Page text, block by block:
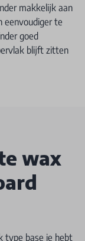
makkelijk aan
eenvoudiger te
goed
blijft zitten
wax
type base je hebt